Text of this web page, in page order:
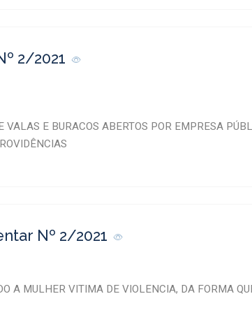
2/2021
VALAS E BURACOS ABERTOS POR EMPRESA
Nº 2/2021
A MULHER VITIMA DE VIOLENCIA, DA FORMA